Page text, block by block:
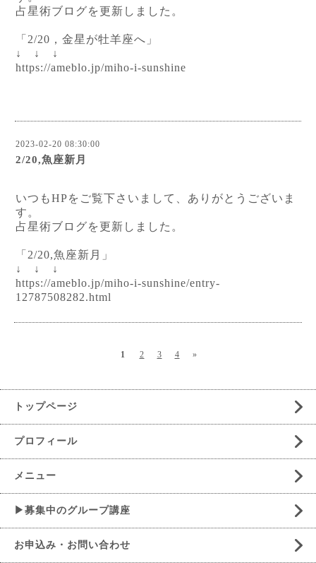
占星術ブログを更新しました。
「2/20，金星が牡羊座へ」
↓ ↓ ↓
https://ameblo.jp/miho-i-sunshine
2023-02-20 08:30:00
2/20,魚座新月
いつもHPをご覧下さいまして、ありがとうございま
す。
占星術ブログを更新しました。
「2/20,魚座新月」
↓ ↓ ↓
https://ameblo.jp/miho-i-sunshine/entry-
12787508282.html
1 2 3 4 »
トップページ
プロフィール
メニュー
▶募集中のグループ講座
お申込み・お問い合わせ